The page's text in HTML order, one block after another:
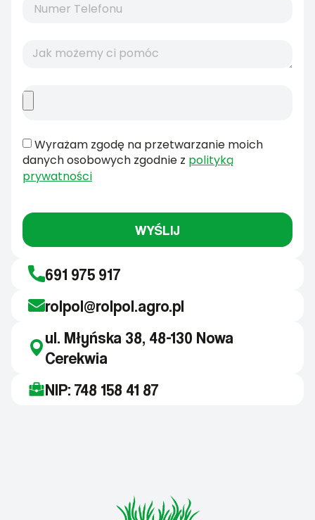
Wyrażam zgodę na przetwarzanie moich
danych osobowych zgodnie z polityką
prywatności
WYŚLIJ
691 975 917
rolpol@rolpol.agro.pl
ul. Młyńska 38, 48-130 Nowa
Cerekwia
NIP: 748 158 41 87